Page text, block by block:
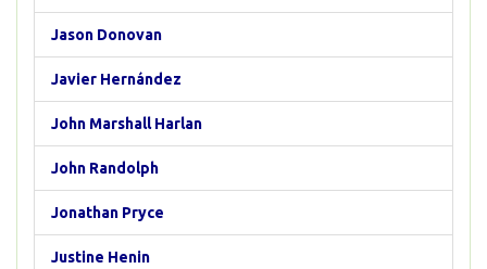
Jason Donovan
Javier Hernández
John Marshall Harlan
John Randolph
Jonathan Pryce
Justine Henin